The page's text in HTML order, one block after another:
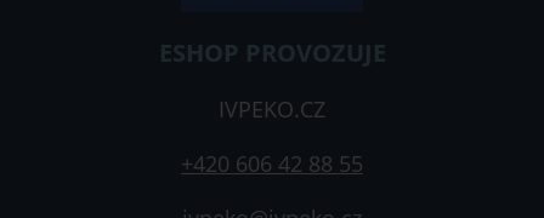
ESHOP PROVOZUJE
IVPEKO.CZ
+420 606 42 88 55